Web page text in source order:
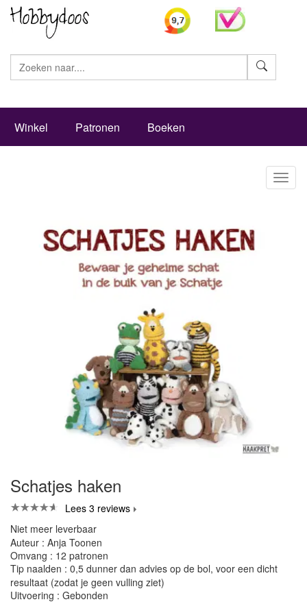
Winkel Patronen Boeken
Schatjes haken
Lees 3 reviews
Niet meer leverbaar
Auteur : Anja Toonen
Omvang : 12 patronen
Tip naalden : 0,5 dunner dan advies op de bol, voor een dicht
resultaat (zodat je geen vulling ziet)
Uitvoering : Gebonden